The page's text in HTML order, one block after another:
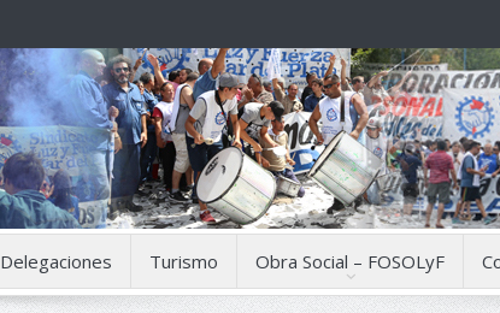
Delegaciones Turismo Obra Social – FOSOLyF